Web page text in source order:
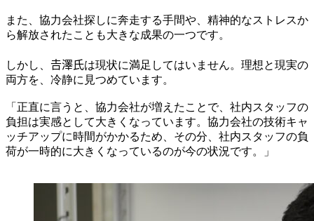
また、協力会社探しに奔走する手間や、精神的なストレスか
ら解放されたことも大きな成果の一つです。
しかし、𠮷澤氏は現状に満足してはいません。理想と現実の
両方を、冷静に見つめています。
「正直に言うと、協力会社が増えたことで、社内スタッフの
負担は実感として大きくなっています。協力会社の技術キャ
ッチアップに時間がかかるため、その分、社内スタッフの負
荷が一時的に大きくなっているのが今の状況です。」